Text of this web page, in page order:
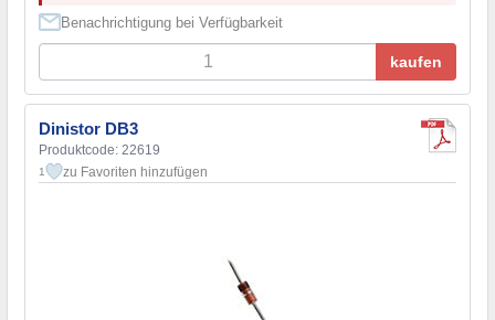
Benachrichtigung bei Verfügbarkeit
kaufen
Dinistor DB3
Produktcode: 22619
1 zu Favoriten hinzufügen